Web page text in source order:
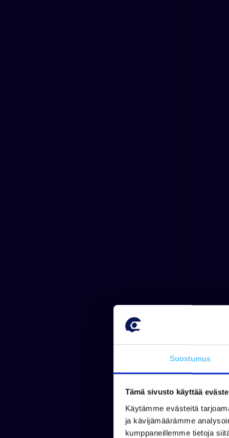
Suostumus
Tämä sivusto käyttää
Käytämme evästeitä
ja kävijämäärämme
kumppaneillemme tietoja